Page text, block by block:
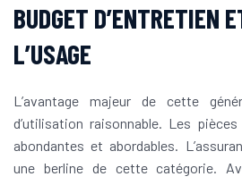
BUDGET D’ENTRETIEN
L’USAGE
L’avantage majeur de cette
d’utilisation raisonnable. Les
abondantes et abordables.
une berline de cette catégorie.